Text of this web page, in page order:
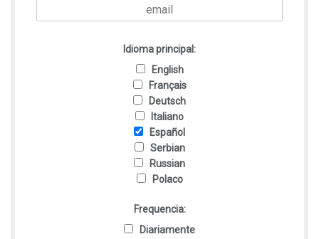
Idioma principal:
English
Français
Deutsch
Italiano
Español
Serbian
Russian
Polaco
Frequencia:
Diariamente